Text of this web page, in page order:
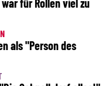
für Rollen viel zu
als "Person des